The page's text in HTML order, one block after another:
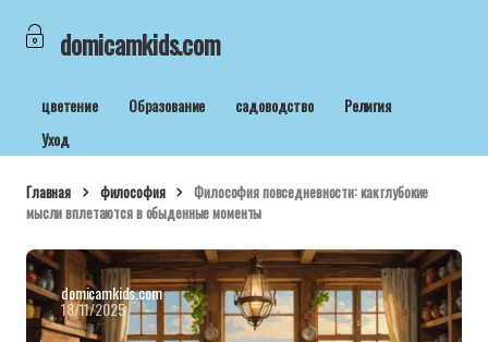
domicamkids.com
цветение Образование садоводство
Религия
Уход
Главная философия
Философия повседневности: как глубокие
мысли вплетаются в обыденные моменты
domicamkids.com
18/11/2025